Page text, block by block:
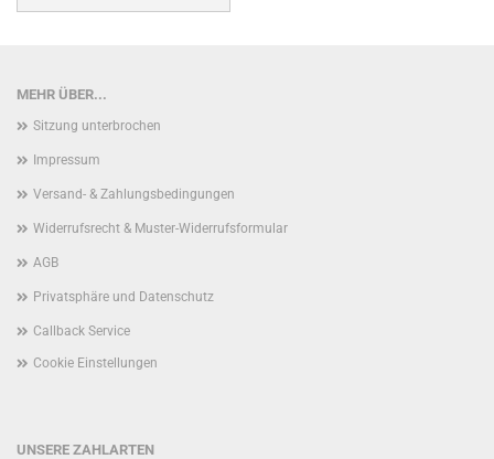
MEHR ÜBER...
Sitzung unterbrochen
Impressum
Versand- & Zahlungsbedingungen
Widerrufsrecht & Muster-Widerrufsformular
AGB
Privatsphäre und Datenschutz
Callback Service
Cookie Einstellungen
UNSERE ZAHLARTEN